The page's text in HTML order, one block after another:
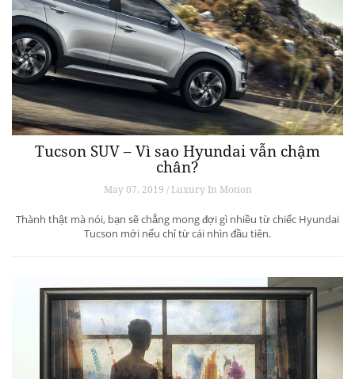
Tucson SUV – Vì sao Hyundai vẫn chậm
chân?
May 07, 2019 / Luxury In Motion
Thành thật mà nói, bạn sẽ chẳng mong đợi gì nhiều từ chiếc Hyundai
Tucson mới nếu chỉ từ cái nhìn đầu tiên.